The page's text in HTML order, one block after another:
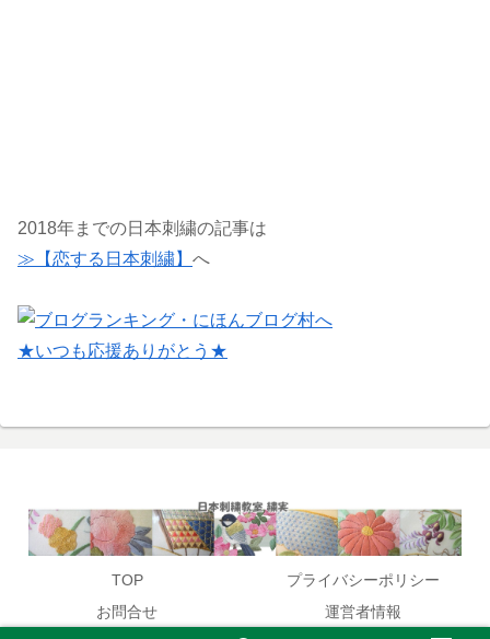
2018年までの日本刺繍の記事は
≫【恋する日本刺繍】 へ
★いつも応援ありがとう★
TOP
プライバシーポリシー
お問合せ
運営者情報